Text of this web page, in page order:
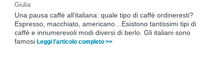
Giulia
Una pausa caffè all’italiana: quale tipo di caffè ordineresti?
Espresso, macchiato, americano…Esistono tantissimi tipi di
caffè e innumerevoli modi diversi di berlo. Gli italiani sono
famosi Leggi l'articolo completo >>